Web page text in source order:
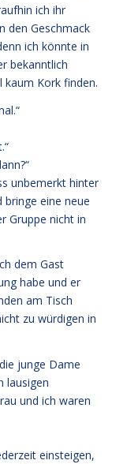
ich ihr
den Geschmack
ich könnte in
bekanntlich
Kork finden.
unbemerkt hinter
bringe eine neue
Gruppe nicht in
dem Gast
habe und er
am Tisch
zu würdigen in
junge Dame
lausigen
und ich waren
einsteigen,